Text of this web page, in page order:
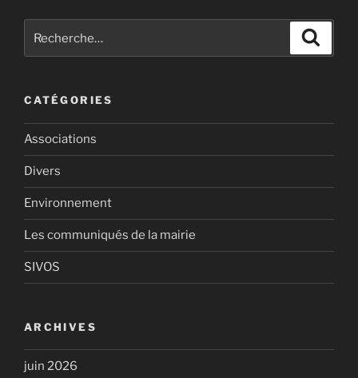
pour
CATÉGORIES
Associations
Divers
Environnement
Les communiqués de la mairie
SIVOS
ARCHIVES
juin 2026